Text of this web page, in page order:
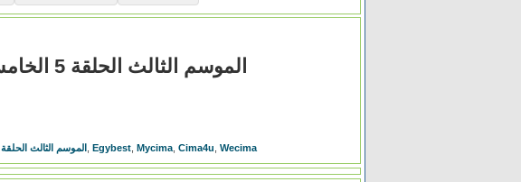
مسلسل Gotham الموسم الثالث الحلقة 5 الخامسة مترجم
مسلسل Gotham الموسم الثالث الحلقة 5 Egybest Mycima Cima4u Wecima